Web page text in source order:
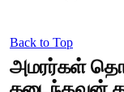
Back to Top
அமரர்கள்